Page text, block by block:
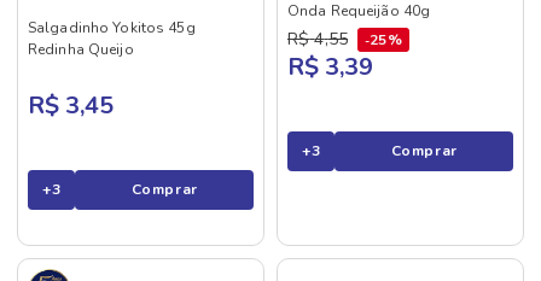
Salgadinho Yokitos 45g
Redinha Queijo
R$ 3,45
+3 Comprar
Onda Requeijão 40g
R$ 4,55 25%
R$ 3,39
+3 Comprar